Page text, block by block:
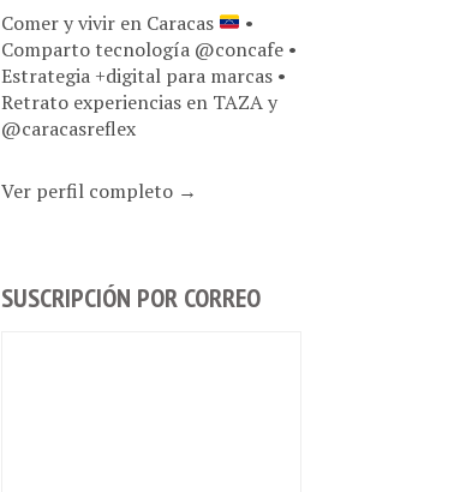
Comer y vivir en Caracas
•
Comparto tecnología @concafe •
Estrategia +digital para marcas •
Retrato experiencias en TAZA y
@caracasreflex
Ver perfil completo →
SUSCRIPCIÓN POR CORREO